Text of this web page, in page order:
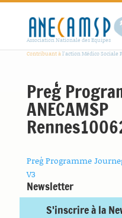
Association Nationale des Equipes
Contribuant àl'action Médico Sociale
Preģ
ANECAMSP
Preģ Programme
V3
Newsletter
S'inscrire à la